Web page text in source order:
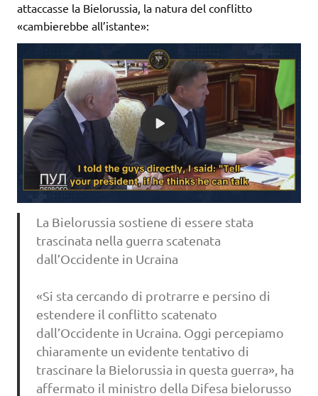
attaccasse la Bielorussia, la natura del conflitto
«cambierebbe all’istante»:
La Bielorussia sostiene di essere stata
trascinata nella guerra scatenata
dall’Occidente in Ucraina
«Si sta cercando di protrarre e persino di
estendere il conflitto scatenato
dall’Occidente in Ucraina. Oggi percepiamo
chiaramente un evidente tentativo di
trascinare la Bielorussia in questa guerra», ha
affermato il ministro della Difesa bielorusso